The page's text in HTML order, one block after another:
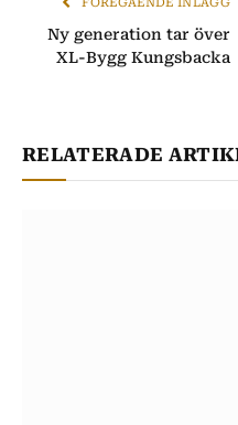
Ny generation tar över
XL-Bygg Kungsbacka
RELATERADE